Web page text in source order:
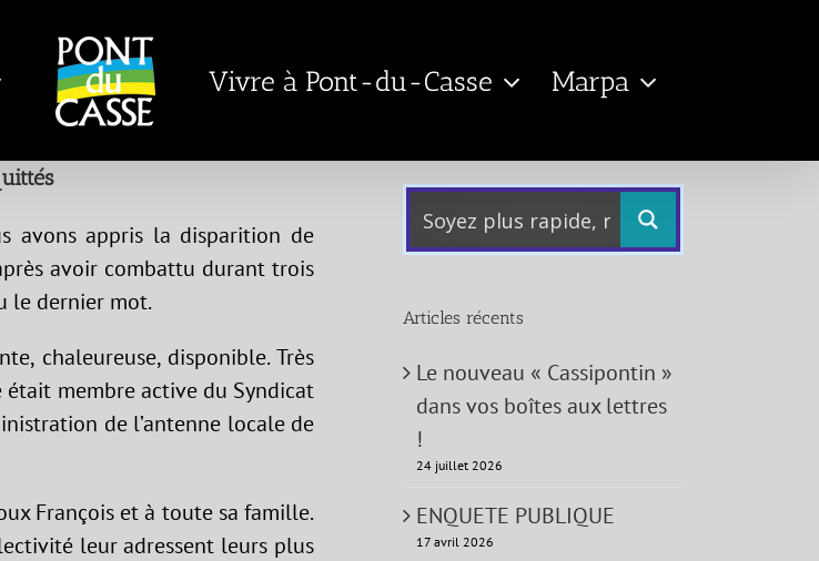
Vivre à Pont-du-Casse Marpa
avons appris la disparition de
avoir combattu durant trois
le dernier mot.
chaleureuse, disponible. Très
membre active du Syndicat
de l’antenne locale de
François et à toute sa famille.
leur adressent leurs plus
Articles récents
Le nouveau « Cassipontin »
dans vos boîtes aux lettres
!
24 juillet 2026
ENQUETE PUBLIQUE
17 avril 2026